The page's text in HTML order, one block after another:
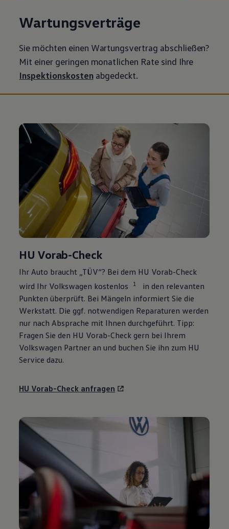
Wartungsverträge
Sie möchten einen Wartungsvertrag abschließen?
Mit einer geringen monatlichen Rate sind Ihre
Inspektionskostenabgedeckt.
HU Vorab-Check
Ihr Auto braucht „TÜV“? Bei dem HU Vorab-Check
wird Ihr Volkswagen kostenlos 1
in den relevanten
Punkten überprüft. Bei Mängeln informiert Sie die
Werkstatt. Die ggf. notwendigen Reparaturen werden
nur nach Absprache mit Ihnen durchgeführt. Tipp:
Fragen Sie den HU Vorab-Check gern bei Ihrem
Volkswagen Partner an und buchen Sie ihn zum HU
Service dazu.
HU Vorab-Check anfragen